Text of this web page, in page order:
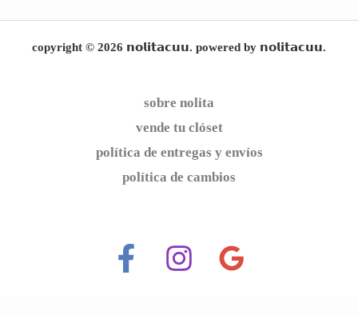
copyright © 2026 𝗻𝗼𝗹𝗶𝘁𝗮𝗰𝘂𝘂. powered by 𝗻𝗼𝗹𝗶𝘁𝗮𝗰𝘂𝘂.
sobre nolita
vende tu clóset
política de entregas y envíos
política de cambios